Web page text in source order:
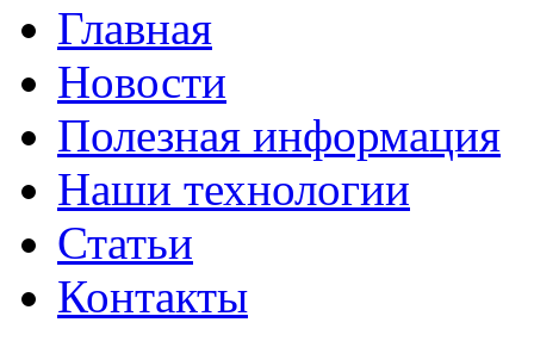
Главная
Новости
Полезная информация
Наши технологии
Статьи
Контакты